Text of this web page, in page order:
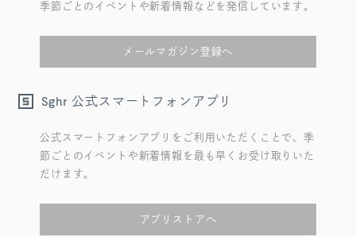
季節ごとのイベントや新着情報などを発信しています。
メールマガジン登録へ
Sghr 公式スマートフォンアプリ
公式スマートフォンアプリをご利用いただくことで、季
節ごとのイベントや新着情報を最も早くお受け取りいた
だけます。
アプリストアへ